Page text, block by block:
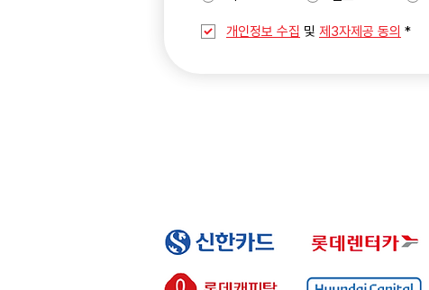
개인정보 수집 및 제3자제공 동의 *